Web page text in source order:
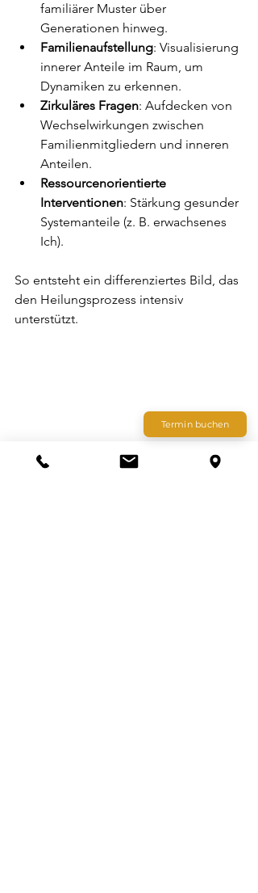
familiärer Muster über
Generationen hinweg.
Familienaufstellung: Visualisierung
innerer Anteile im Raum, um
Dynamiken zu erkennen.
Zirkuläres Fragen: Aufdecken von
Wechselwirkungen zwischen
Familienmitgliedern und inneren
Anteilen.
Ressourcenorientierte
Interventionen: Stärkung gesunder
Systemanteile (z. B. erwachsenes
Ich).
So entsteht ein differenziertes Bild, das
den Heilungsprozess intensiv
unterstützt.
Termin buchen